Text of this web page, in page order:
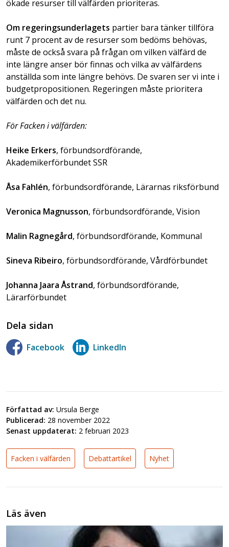
ökade resurser till välfärden prioriteras.
Om regeringsunderlagets partier bara tänker tillföra
runt 7 procent av de resurser som bedöms behövas,
måste de också svara på frågan om vilken välfärd de
inte längre anser bör finnas och vilka av välfärdens
anställda som inte längre behövs. De svaren ser vi inte i
budgetpropositionen. Regeringen måste prioritera
välfärden och det nu.
För Facken i välfärden:
Heike Erkers, förbundsordförande,
Akademikerförbundet SSR
Åsa Fahlén, förbundsordförande, Lärarnas riksförbund
Veronica Magnusson, förbundsordförande, Vision
Malin Ragnegård, förbundsordförande, Kommunal
Sineva Ribeiro, förbundsordförande, Vårdförbundet
Johanna Jaara Åstrand, förbundsordförande,
Lärarförbundet
Dela sidan
Facebook LinkedIn
Författad av: Ursula Berge
Publicerad: 28 november 2022
Senast uppdaterat: 2 februari 2023
Facken i välfärden Debattartikel Nyhet
Läs även